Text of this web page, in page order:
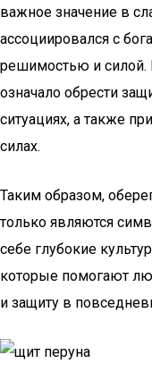
важное значение в
ассоциировался с
решимостью и силой.
означало обрести
ситуациях, а также
силах.
Таким образом,
только являются
себе глубокие
которые помогают
и защиту в